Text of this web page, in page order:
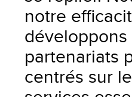
notre
développons
partenariats
centrés sur